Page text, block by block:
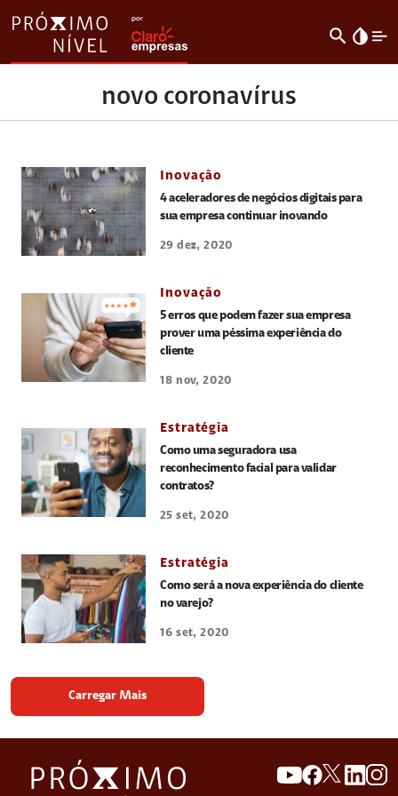
search invert_colors
novo coronavírus
Inovação
4 aceleradores de negócios digitais para
sua empresa continuar inovando
29 dez, 2020
Inovação
5 erros que podem fazer sua empresa
prover uma péssima experiência do
cliente
18 nov, 2020
Estratégia
Como uma seguradora usa
reconhecimento facial para validar
contratos?
25 set, 2020
Estratégia
Como será a nova experiência do cliente
no varejo?
16 set, 2020
Carregar Mais